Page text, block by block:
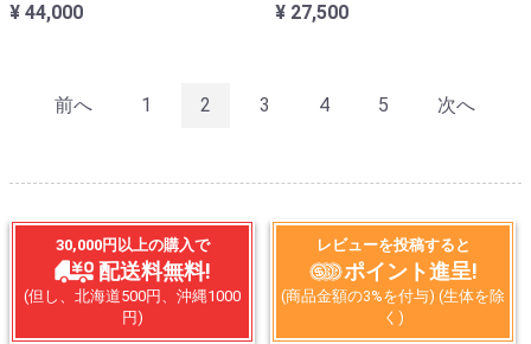
¥ 44,000
¥ 27,500
前へ 1 2 3 4 5 次へ
30,000円以上の購入で
配送料無料!
(但し、北海道500円、沖縄1000
円)
レビューを投稿すると
ポイント進呈!
(商品金額の3%を付与) (生体を除
く)